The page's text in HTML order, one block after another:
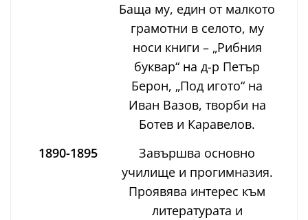
Баща му, един от малкото
грамотни в селото, му
носи книги – „Рибния
буквар“ на д-р Петър
Берон, „Под игото“ на
Иван Вазов, творби на
Ботев и Каравелов.
1890-1895
Завършва основно
училище и прогимназия.
Проявява интерес към
литературата и